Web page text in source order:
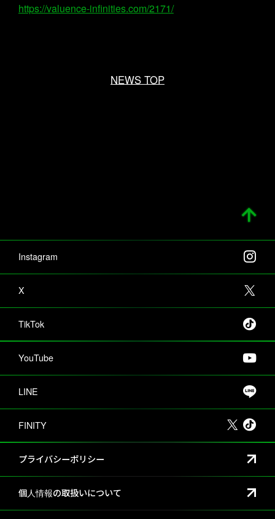
https://valuence-infinities.com/2171/
NEWS TOP
Instagram
X
TikTok
YouTube
LINE
FINITY
プライバシーポリシー
個人情報の取扱いについて